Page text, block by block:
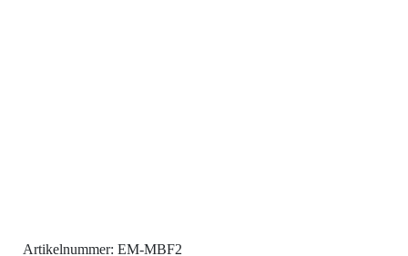
Artikelnummer: EM-MBF2